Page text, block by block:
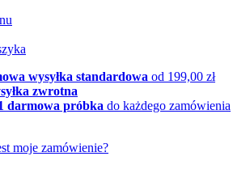
wysyłka standardowa od 199,00 zł
zwrotna
darmowa próbka do każdego zamówienia
moje zamówienie?